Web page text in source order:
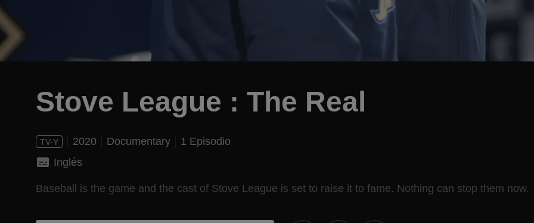
Stove League : The Real
TV-Y 2020 Documentary
1 Episodio
Inglés
Baseball is the game and the cast of Stove League is set to raise it to fame. Nothing can stop them now.